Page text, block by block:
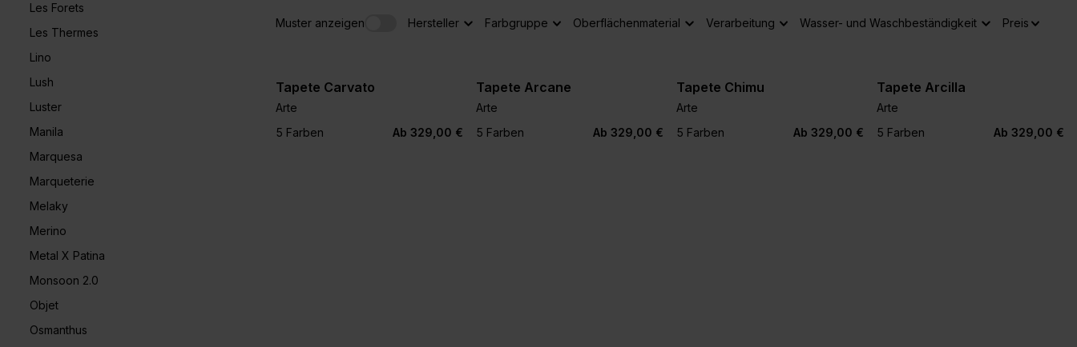
Les Forets
Les Thermes
Lino
Lush
Luster
Manila
Marquesa
Marqueterie
Melaky
Merino
Metal X Patina
Monsoon 2.0
Objet
Osmanthus
Muster anzeigen Hersteller Farbgruppe Oberflächenmaterial Verarbeitung Wasser- und Waschbeständigkeit Preis
+1
Tapete Carvato
Arte
5 Farben
Ab 329,00 € +1
Tapete Arcane
Arte
5 Farben
Ab 329,00 € +1
Tapete Chimu
Arte
5 Farben
Ab 329,00 € +1
Tapete Arcilla
Arte
5 Farben
Ab 329,00 €